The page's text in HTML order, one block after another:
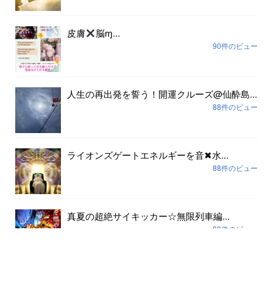
皮膚 脳ɱ...
90件のビュー
人生の再出発を誓う！開運クルーズ@仙酔島...
88件のビュー
ライオンズゲートエネルギーを音✖︎水...
88件のビュー
真夏の超絶サイキッカー☆無限列車編...
80件のビュー